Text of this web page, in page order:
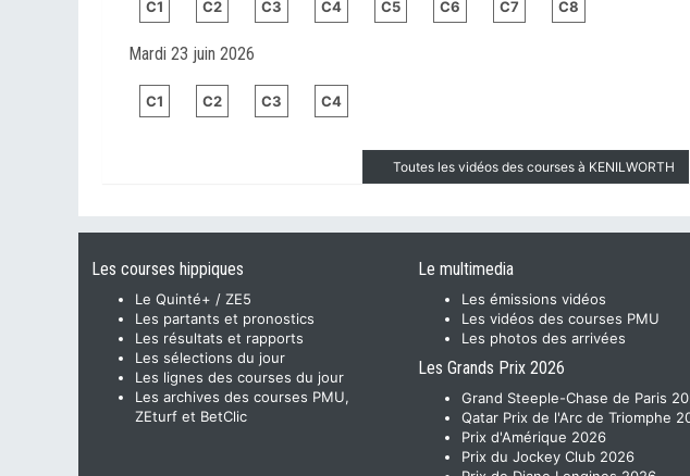
C1 C2 C3 C4 C5 C6 C7 C8
Mardi 23 juin 2026
C1 C2 C3 C4
Toutes les vidéos des courses à KENILWORTH
Les courses hippiques
Le Quinté+ / ZE5
Les partants et pronostics
Les résultats et rapports
Les sélections du jour
Les lignes des courses du jour
Les archives des courses PMU,
ZEturf et BetClic
Le multimedia
Les émissions vidéos
Les vidéos des courses PMU
Les photos des arrivées
Les Grands Prix 2026
Grand Steeple-Chase de Paris
Qatar Prix de l'Arc de Triomphe
Prix d'Amérique 2026
Prix du Jockey Club 2026